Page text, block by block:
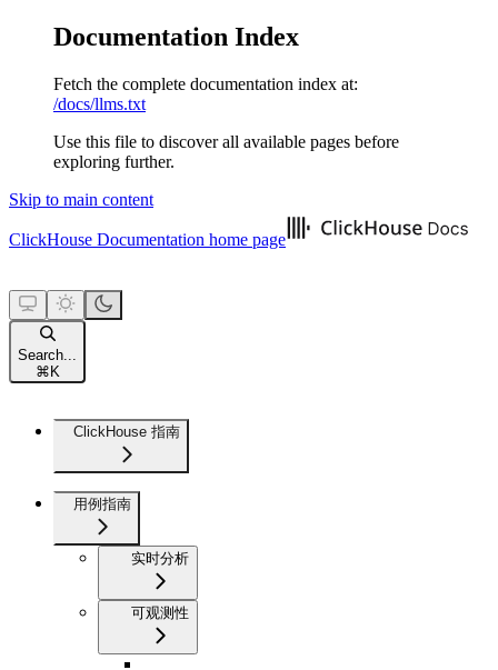
Documentation Index
Fetch the complete documentation index at:
/docs/llms.txt
Use this file to discover all available pages before
exploring further.
Skip to main content
ClickHouse Documentation home page
Search...
⌘ K
ClickHouse 指南
用例指南
实时分析
可观测性